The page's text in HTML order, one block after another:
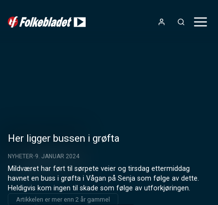
Her ligger bussen i grøfta
NYHETER 9. JANUAR 2024
Mildværet har ført til sørpete veier og tirsdag ettermiddag
havnet en buss i grøfta i Vågan på Senja som følge av dette.
Heldigvis kom ingen til skade som følge av utforkjøringen.
Artikkelen er mer enn 2 år gammel